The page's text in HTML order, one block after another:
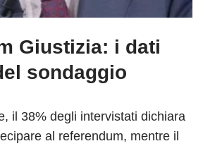
Giustizia: i dati
sondaggio
il 38% degli intervistati dichiara
al referendum, mentre il